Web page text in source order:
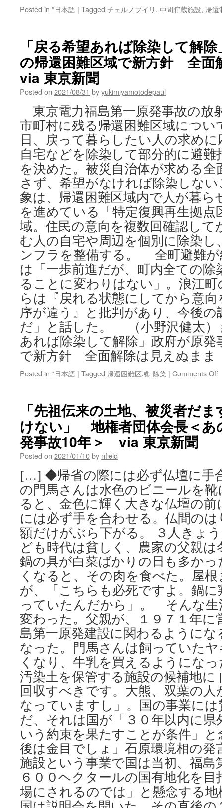
Posted in *日本語 | Tagged チェルノブイリ, 中間貯蔵施設, 帰還
「戻る希望あれば除染して解
の帰還困難区域で新方針 全面
via 東京新聞
Posted on 2021/08/31 byyukimiyamotodepaul
東京電力福島第一原発事故の放
市町村に残る帰還困難区域につい
日、戻って暮らしたい人の求めに
自宅などを除染して部分的に避
を決めた。被災自治体が求める
さず、希望がなければ除染しな
象は、帰還困難区域内で人が暮ら
を進めている「特定復興再生拠
域。住民の意向を複数回確認して
む人の自宅や周辺を個別に除染
ンフラを整備する。 全町避難が
は「一歩前進だが、町内全ての除
ることに変わりはない」。浪江
らは『戻れる状態にしてから意
序が違う』と批判があり、今後
だ」と話した。 （小野沢健太）
あれば除染して解除」政府が原発
で新方針 全面解除は見えぬまま
Posted in *日本語 | Tagged 帰還困難区域, 除染 | Comments Off
「先祖伝来の土地、被災者だ
けない」 地権者団体会長＜あ
発事故10年＞ via 東京新聞
Posted on 2021/01/10by nfield
[…] ◆帰省の際には必ず仏壇に
の門馬さんは水色のビニールを
ると、金色に輝く大きな仏壇の
には必ず手を合わせる。仏間の
額だけがぶら下がる。 ３人きょ
ども時代は貧しく、農家の父親
鍋の具が白菜ばかりの日も多か
くなると、その肉を食べた。屋
が、「こちらも必死ですよ。鍋
っていたんだから」。 そんな生
変わった。父親が、１９７１年に
島第一原発建設に関わるように
なった。門馬さんは飼っていた
くなり、牛乳を買えるようにな
汚染土を保管する施設の候補地
回収すべきです。大熊、双葉の
なっていますし」。国の事業に
だ、それは国が「３０年以内に
いう約束を果たすことが条件」
後は金目でしょ」石原環境相の
施設という事業で国は当初、福島
６００ヘクタールの国有地化を
場にされるのでは」と懸念する